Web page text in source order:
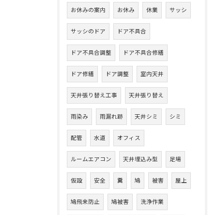
お休みの案内 お休み 休業 サッシ
サッシのドア ドア不具合
ドア不具合調整 ドア不具合修繕
ドア修繕 ドア調整 室内天井
天井張り替え工事 天井張り替え
雨染み 雨漏れ跡 天井シミ シミ
配管 水道 オフィス
ルームエアコン 天井埋込み型 足場
仮設 安全 糞 鳩 被害 屋上
鳩飛来防止 鳩被害 洗浄作業